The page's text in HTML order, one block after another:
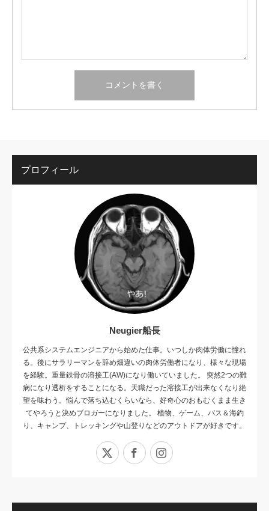
プロフィール
Neugier船長
公共系システムエンジニアから始めた仕事。いつしか肉体労働に憧れ
る。後にサラリーマンを辞め畑違いの肉体労働者になり、様々な現場
を経験。重量鉄骨の溶接工(AW)になり働いていました。 突然2つの難
病になり透析をすることになる。天職だった溶接工が出来なくなり絶
望を味わう。悩んで落ち込むくらいなら、好奇心のおもむくまま生き
てやろうと決めブロガーになりました。 植物、ゲーム、バス＆海釣
り、キャンプ、トレッキングや山登りなどのアウトドアが好きです。
Facebook